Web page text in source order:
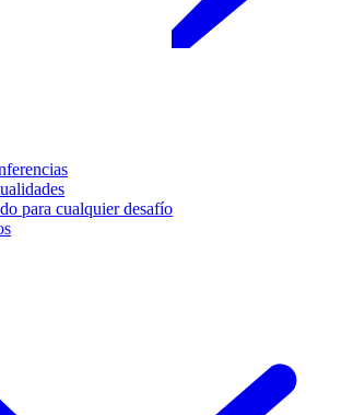
para cualquier desafío